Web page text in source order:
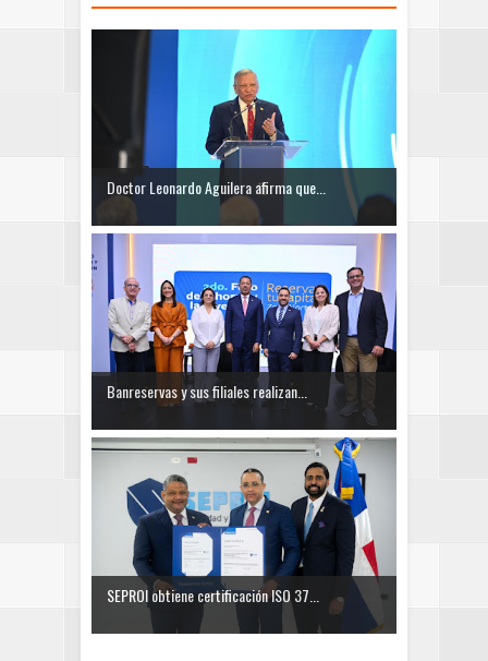
Doctor Leonardo Aguilera afirma que...
Banreservas y sus filiales realizan...
SEPROI obtiene certificación ISO 37...